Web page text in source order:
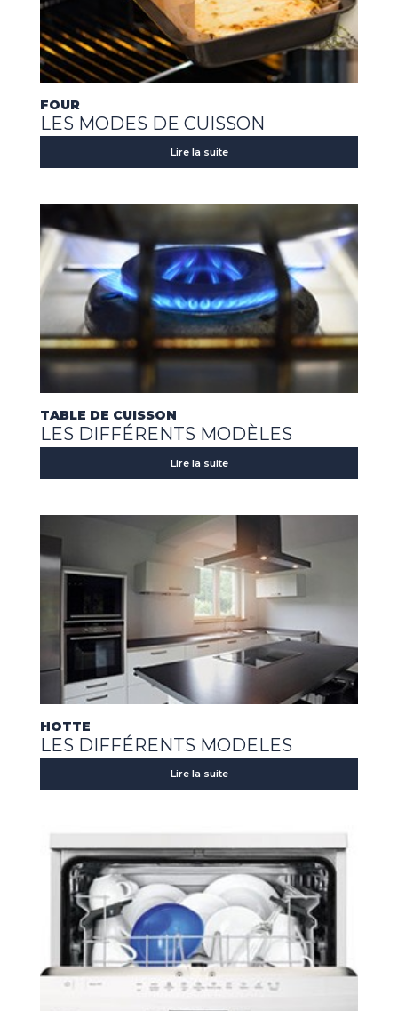
FOUR
LES MODES DE CUISSON
Lire la suite
TABLE DE CUISSON
LES DIFFÉRENTS MODÈLES
Lire la suite
HOTTE
LES DIFFÉRENTS MODELES
Lire la suite